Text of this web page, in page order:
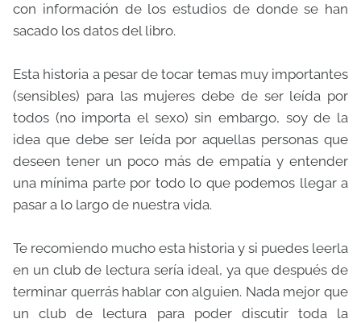
con información de los estudios de donde se han
sacado los datos del libro.
Esta historia a pesar de tocar temas muy importantes
(sensibles) para las mujeres debe de ser leída por
todos (no importa el sexo) sin embargo, soy de la
idea que debe ser leída por aquellas personas que
deseen tener un poco más de empatía y entender
una mínima parte por todo lo que podemos llegar a
pasar a lo largo de nuestra vida.
Te recomiendo mucho esta historia y si puedes leerla
en un club de lectura sería ideal, ya que después de
terminar querrás hablar con alguien. Nada mejor que
un club de lectura para poder discutir toda la